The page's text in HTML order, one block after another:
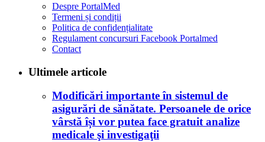
Despre PortalMed
Termeni și condiții
Politica de confidențialitate
Regulament concursuri Facebook Portalmed
Contact
Ultimele articole
Modificări importante în sistemul de
asigurări de sănătate. Persoanele de orice
vârstă își vor putea face gratuit analize
medicale şi investigaţii